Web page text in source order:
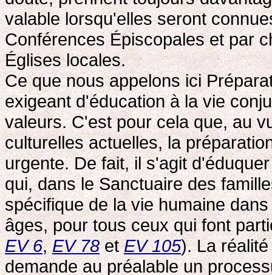
valable lorsqu'elles seront
Conférences Épiscopales et par
Églises locales.
Ce que nous appelons ici
exigeant d'éducation à la vie
valeurs. C'est pour cela que, au
culturelles actuelles, la
urgente. De fait, il s'agit
qui, dans le Sanctuaire des
spécifique de la vie humaine
âges, pour tous ceux qui font
EV 6,EV 78etEV 105). La
demande au préalable un